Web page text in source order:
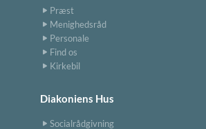
Præst
Menighedsråd
Personale
Find os
Kirkebil
Diakoniens Hus
Socialrådgivning